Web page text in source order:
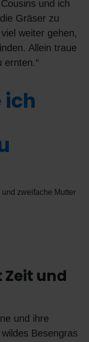
und ich
Gräser zu
weiter gehen,
Allein traue
ernten.“
ich
zweifache Mutter
Zeit und
und ihre
Besengras